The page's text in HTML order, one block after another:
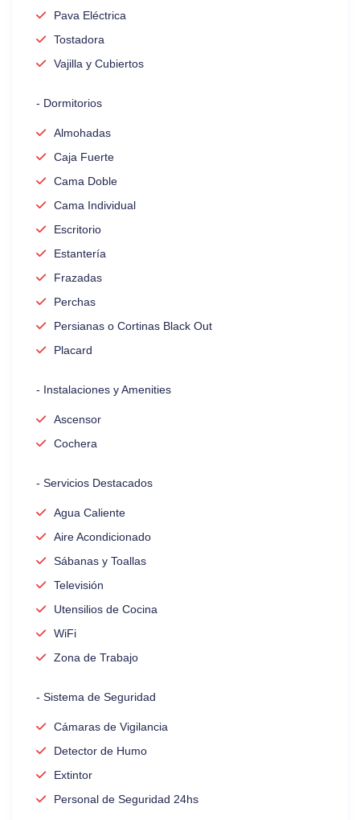
Pava Eléctrica
Tostadora
Vajilla y Cubiertos
- Dormitorios
Almohadas
Caja Fuerte
Cama Doble
Cama Individual
Escritorio
Estantería
Frazadas
Perchas
Persianas o Cortinas Black Out
Placard
- Instalaciones y Amenities
Ascensor
Cochera
- Servicios Destacados
Agua Caliente
Aire Acondicionado
Sábanas y Toallas
Televisión
Utensilios de Cocina
WiFi
Zona de Trabajo
- Sistema de Seguridad
Cámaras de Vigilancia
Detector de Humo
Extintor
Personal de Seguridad 24hs